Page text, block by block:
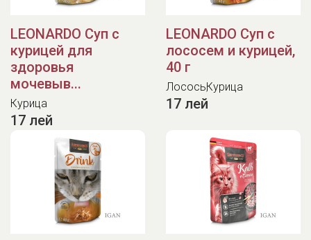
LEONARDO Суп с
курицей для
здоровья
мочевыв...
Курица
17 лей
LEONARDO Суп с
лососем и курицей,
40 г
ЛососьКурица
17 лей